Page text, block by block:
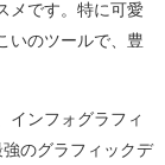
メです。特に可愛
いのツールで、豊
インフォグラフィ
のグラフィックデ